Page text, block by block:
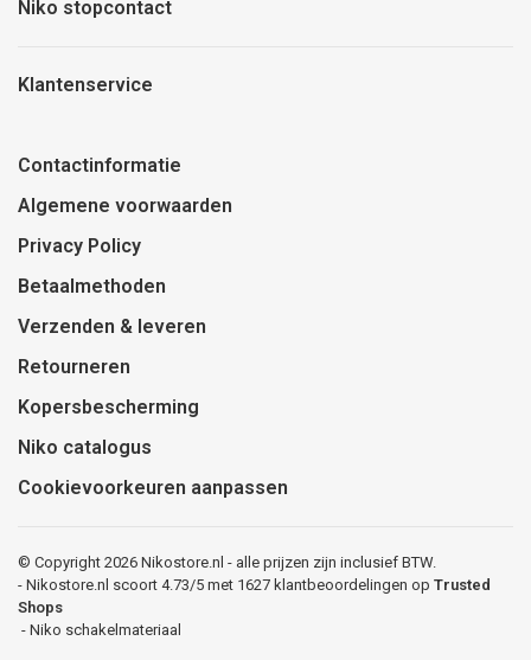
Niko stopcontact
Klantenservice
Contactinformatie
Algemene voorwaarden
Privacy Policy
Betaalmethoden
Verzenden & leveren
Retourneren
Kopersbescherming
Niko catalogus
Cookievoorkeuren aanpassen
© Copyright 2026 Nikostore.nl - alle prijzen zijn inclusief BTW.
- Nikostore.nl scoort 4.73/5 met 1627 klantbeoordelingen op Trusted
Shops
- Niko schakelmateriaal